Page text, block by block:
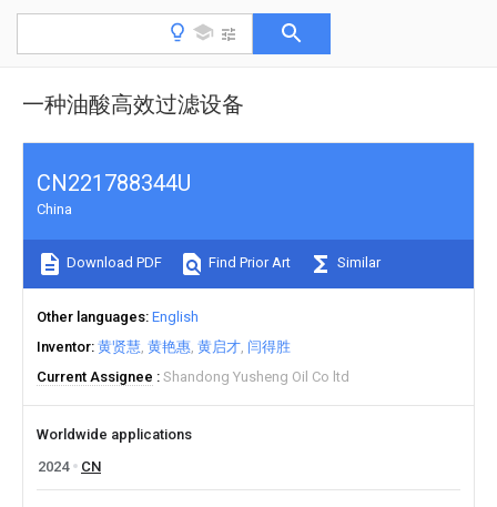
一种油酸高效过滤设备
CN221788344U
China
Download PDF Find Prior Art Similar
Other languages English
Inventor 黄贤慧 黄艳惠 黄启才 闫得胜
Current Assignee
Shandong Yusheng Oil Co ltd
Worldwide applications
2024
CN